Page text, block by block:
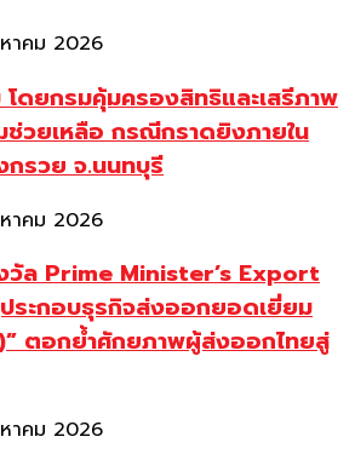
าคม 2026
ดยกรมคุ้มครองสิทธิและเสรีภาพ
ช่วยเหลือ กรณีกราดยิงภายใน
กรวย จ.นนทบุรี
าคม 2026
วัล Prime Minister’s Export
ระกอบธุรกิจส่งออกยอดเยี่ยม
ตอกย้ำศักยภาพผู้ส่งออกไทยสู่
าคม 2026